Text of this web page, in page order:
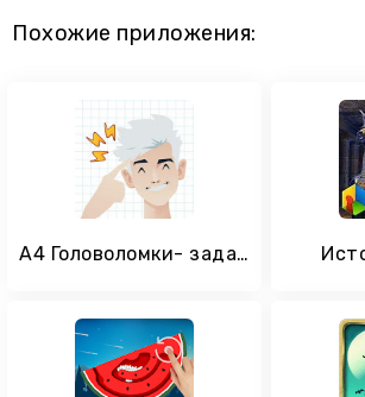
Похожие приложения:
А4 Головоломки- задачи на логику